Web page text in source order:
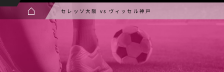
セレッソ大阪 vs ヴィッセル神戸